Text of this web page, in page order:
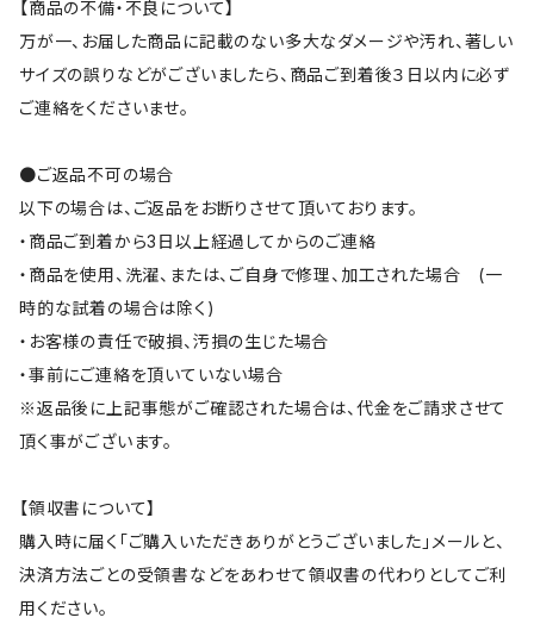
【商品の不備・不良について】
万が一、お届した商品に記載のない多大なダメージや汚れ、著しい
サイズの誤りなどがございましたら、商品ご到着後３日以内に必ず
ご連絡をくださいませ。
●ご返品不可の場合
以下の場合は、ご返品をお断りさせて頂いております。
・商品ご到着から3日以上経過してからのご連絡
・商品を使用、洗濯、または、ご自身で修理、加工された場合 (一
時的な試着の場合は除く)
・お客様の責任で破損、汚損の生じた場合
・事前にご連絡を頂いていない場合
※返品後に上記事態がご確認された場合は、代金をご請求させて
頂く事がございます。
【領収書について】
購入時に届く「ご購入いただきありがとうございました」メールと、
決済方法ごとの受領書などをあわせて領収書の代わりとしてご利
用ください。